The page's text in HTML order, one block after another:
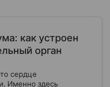
как устроен
орган
сердце
Именно здесь